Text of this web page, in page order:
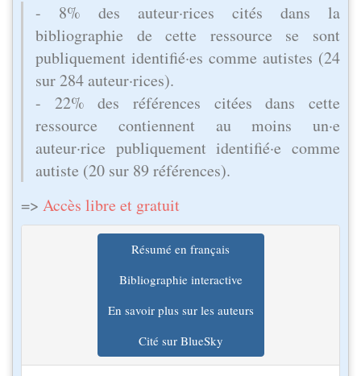
- 8% des auteur·rices cités dans la
bibliographie de cette ressource se sont
publiquement identifié·es comme autistes (24
sur 284 auteur·rices).
- 22% des références citées dans cette
ressource contiennent au moins un·e
auteur·rice publiquement identifié·e comme
autiste (20 sur 89 références).
=> Accès libre et gratuit
Résumé en français
Bibliographie interactive
En savoir plus sur les auteurs
Cité sur BlueSky